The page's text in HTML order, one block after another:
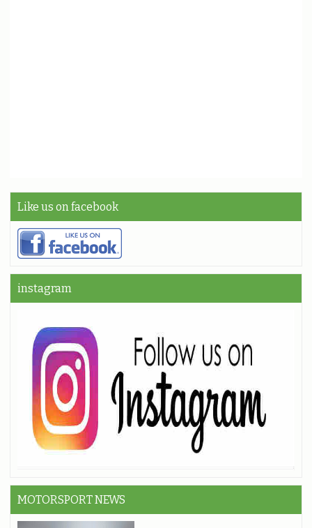
Like us on facebook
instagram
MOTORSPORT NEWS